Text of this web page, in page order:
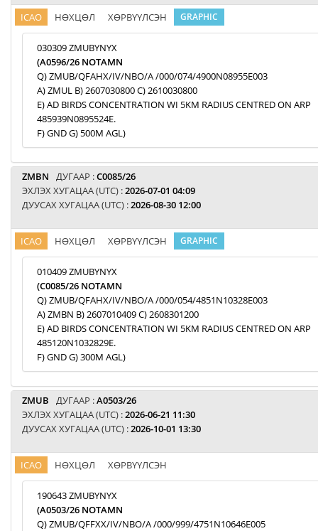
ICAO НӨХЦӨЛ ХӨРВҮҮЛСЭН GRAPHIC
030309 ZMUBYNYX
(A0596/26 NOTAMN
Q) ZMUB/QFAHX/IV/NBO/A /000/074/4900N08955E003
A) ZMUL B) 2607030800 C) 2610030800
E) AD BIRDS CONCENTRATION WI 5KM RADIUS CENTRED ON ARP
485939N0895524E.
F) GND G) 500M AGL)
ZMBN ДУГААР :C0085/26
ЭХЛЭХ ХУГАЦАА (UTC) :2026-07-01 04:09
ДУУСАХ ХУГАЦАА (UTC) :2026-08-30 12:00
ICAO НӨХЦӨЛ ХӨРВҮҮЛСЭН GRAPHIC
010409 ZMUBYNYX
(C0085/26 NOTAMN
Q) ZMUB/QFAHX/IV/NBO/A /000/054/4851N10328E003
A) ZMBN B) 2607010409 C) 2608301200
E) AD BIRDS CONCENTRATION WI 5KM RADIUS CENTRED ON ARP
485120N1032829E.
F) GND G) 300M AGL)
ZMUB ДУГААР :A0503/26
ЭХЛЭХ ХУГАЦАА (UTC) :2026-06-21 11:30
ДУУСАХ ХУГАЦАА (UTC) :2026-10-01 13:30
ICAO НӨХЦӨЛ ХӨРВҮҮЛСЭН
190643 ZMUBYNYX
(A0503/26 NOTAMN
Q) ZMUB/QFFXX/IV/NBO/A /000/999/4751N10646E005